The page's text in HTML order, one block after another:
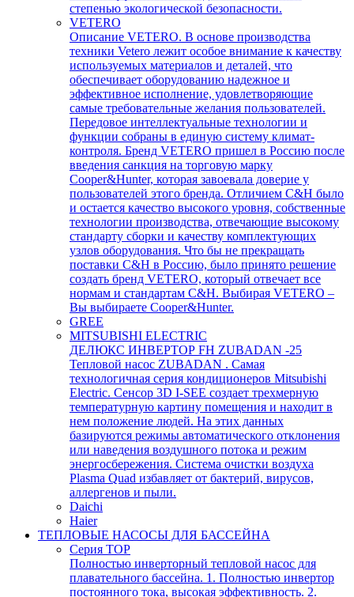
степенью экологической безопасности.
VETERO
Описание VETERO. В основе производства
техники Vetero лежит особое внимание к качеству
используемых материалов и деталей, что
обеспечивает оборудованию надежное и
эффективное исполнение, удовлетворяющие
самые требовательные желания пользователей.
Передовое интеллектуальные технологии и
функции собраны в единую систему климат-
контроля. Бренд VETERO пришел в Россию после
введения санкция на торговую марку
Cooper&Hunter, которая завоевала доверие у
пользователей этого бренда. Отличием C&H было
и остается качество высокого уровня, собственные
технологии производства, отвечающие высокому
стандарту сборки и качеству комплектующих
узлов оборудования. Что бы не прекращать
поставки C&H в Россию, было принято решение
создать бренд VETERO, который отвечает все
нормам и стандартам C&H. Выбирая VETERO –
Вы выбираете Cooper&Hunter.
GREE
MITSUBISHI ELECTRIC
ДЕЛЮКС ИНВЕРТОР FH ZUBADAN -25
Тепловой насос ZUBADAN . Самая
технологичная серия кондиционеров Mitsubishi
Electric. Сенсор 3D I-SEE создает трехмерную
температурную картину помещения и находит в
нем положение людей. На этих данных
базируются режимы автоматического отклонения
или наведения воздушного потока и режим
энергосбережения. Система очистки воздуха
Plasma Quad избавляет от бактерий, вирусов,
аллергенов и пыли.
Daichi
Haier
ТЕПЛОВЫЕ НАСОСЫ ДЛЯ БАССЕЙНА
Серия TOP
Полностью инверторный тепловой насос для
плавательного бассейна. 1. Полностью инвертор
постоянного тока, высокая эффективность. 2.